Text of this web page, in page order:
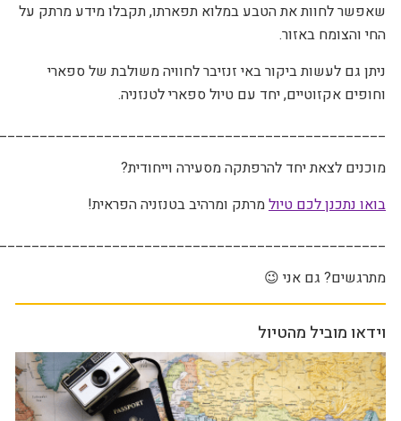
שאפשר לחוות את הטבע במלוא תפארתו, תקבלו מידע מרתק על
החי והצומח באזור.
ניתן גם לעשות ביקור באי זנזיבר לחוויה משולבת של ספארי
וחופים אקזוטיים, יחד עם טיול ספארי לטנזניה.
מוכנים לצאת יחד להרפתקה מסעירה וייחודית?
בואו נתכנן לכם טיולמרתק ומרהיב בטנזניה הפראית!
מתרגשים? גם אני 😉
וידאו מוביל מהטיול